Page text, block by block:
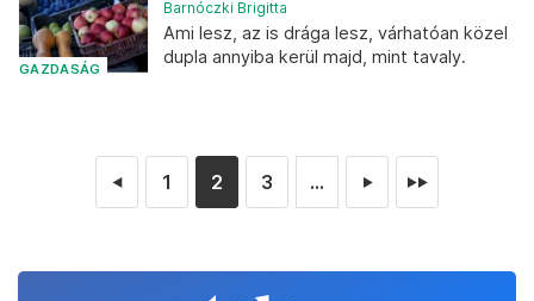
GAZDASÁG
Barnóczki Brigitta
Ami lesz, az is drága lesz, várhatóan közel
dupla annyiba kerül majd, mint tavaly.
◄ 1 2 3 ... ► ►►